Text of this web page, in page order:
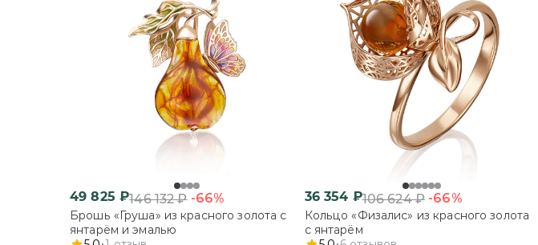
49 825 ₽146 132₽ -66%
Брошь «Груша» из красного золота с
янтарём и эмалью
36 354 ₽106 624₽ -66%
Кольцо «Физалис» из красного золота
с янтарём